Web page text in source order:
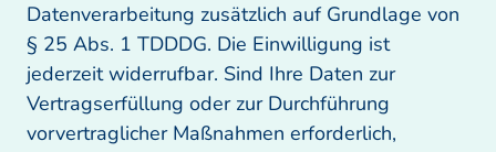
Datenverarbeitung zusätzlich auf Grundlage von
§ 25 Abs. 1 TDDDG. Die Einwilligung ist
jederzeit widerrufbar. Sind Ihre Daten zur
Vertragserfüllung oder zur Durchführung
vorvertraglicher Maßnahmen erforderlich,